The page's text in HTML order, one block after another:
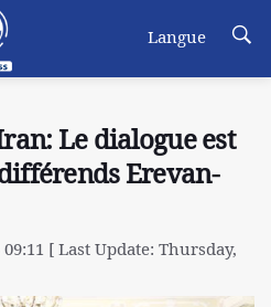
Langue
Le dialogue est
Erevan-
[ Last Update: Thursday,